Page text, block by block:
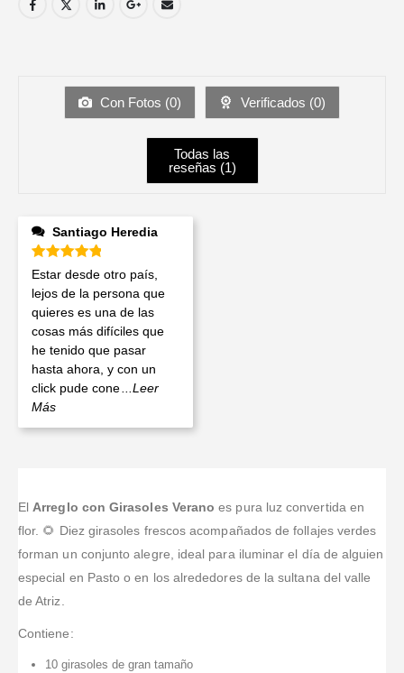
Con Fotos (0) Verificados (0)
Todas las
reseñas (1)
Santiago Heredia
Valorado en5de 5
Estar desde otro país,
lejos de la persona que
quieres es una de las
cosas más difíciles que
he tenido que pasar
hasta ahora, y con un
click pude cone...Leer
Más
ElArreglo con Girasoles Verano es pura luz convertida en
flor. 🌻 Diez girasoles frescos acompañados de follajes verdes
forman un conjunto alegre, ideal para iluminar el día de alguien
especial en Pasto o en los alrededores de la sultana del valle
de Atriz.
Contiene:
10 girasoles de gran tamaño